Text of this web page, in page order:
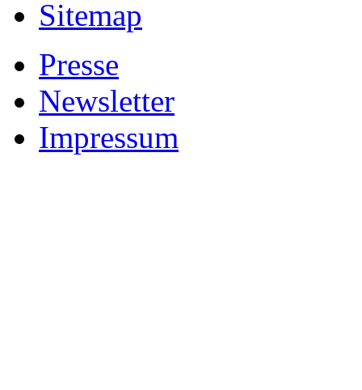
Sitemap
Presse
Newsletter
Impressum